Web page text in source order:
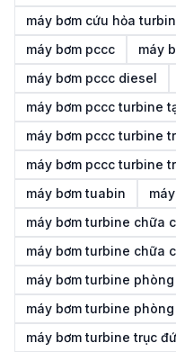
máy bơm cứu hỏa
máy bơm pccc
máy
máy bơm pccc diesel
máy bơm pccc turbine
máy bơm pccc turbine
máy bơm pccc turbine
máy bơm tuabin
máy bơm turbine chữa
máy bơm turbine chữa
máy bơm turbine
máy bơm turbine
máy bơm turbine trục